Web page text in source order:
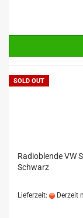
SOLD OUT
Radioblende VW
Schwarz
Lieferzeit: Derzeit